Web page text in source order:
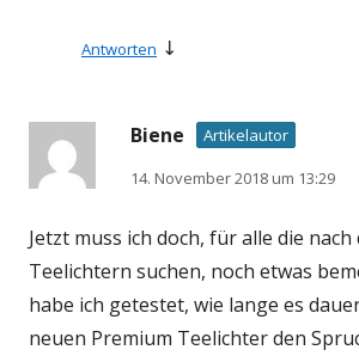
Antworten ↓
Biene
Artikelautor
14. November 2018 um 13:29
Jetzt muss ich doch, für alle die
Teelichtern suchen, noch etwas
habe ich getestet, wie lange es
neuen Premium Teelichter den